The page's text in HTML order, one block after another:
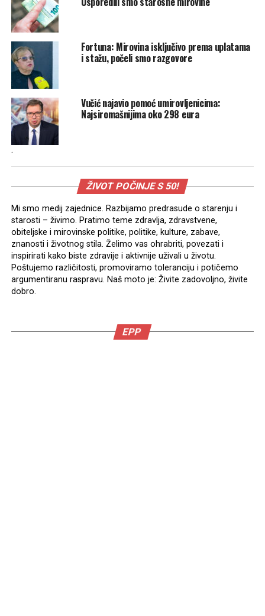
Fortuna: Mirovina isključivo prema uplatama
i stažu, počeli smo razgovore
Vučić najavio pomoć umirovljenicima:
Najsiromašnijima oko 298 eura
.
ŽIVOT POČINJE S 50!
Mi smo medij zajednice. Razbijamo predrasude o starenju i
starosti – živimo. Pratimo teme zdravlja, zdravstvene,
obiteljske i mirovinske politike, politike, kulture, zabave,
znanosti i životnog stila. Želimo vas ohrabriti, povezati i
inspirirati kako biste zdravije i aktivnije uživali u životu.
Poštujemo različitosti, promoviramo toleranciju i potičemo
argumentiranu raspravu. Naš moto je: Živite zadovoljno, živite
dobro.
EPP